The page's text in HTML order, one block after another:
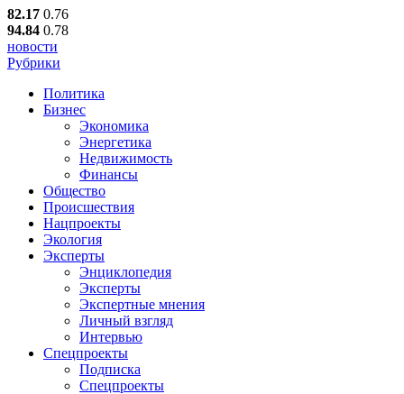
82.17 0.76
94.84 0.78
новости
Рубрики
Политика
Бизнес
Экономика
Энергетика
Недвижимость
Финансы
Общество
Происшествия
Нацпроекты
Экология
Эксперты
Энциклопедия
Эксперты
Экспертные мнения
Личный взгляд
Интервью
Спецпроекты
Подписка
Спецпроекты